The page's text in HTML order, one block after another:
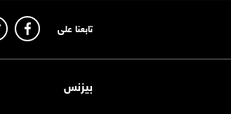
تابعنا على
بيزنس